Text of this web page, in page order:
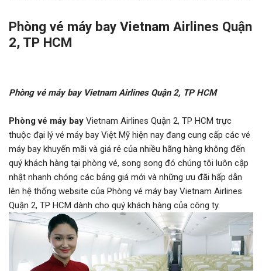
Phòng vé máy bay Vietnam Airlines Quận
2, TP HCM
Phòng vé máy bay Vietnam Airlines Quận 2, TP HCM
Phòng vé máy bay Vietnam Airlines Quận 2, TP HCM trực
thuộc đại lý vé máy bay Việt Mỹ hiện nay đang cung cấp các vé
máy bay khuyến mãi và giá rẻ của nhiều hãng hàng không đến
quý khách hàng tại phòng vé, song song đó chúng tôi luôn cập
nhật nhanh chóng các bảng giá mới và những ưu đãi hấp dẫn
lên hệ thống website của Phòng vé máy bay Vietnam Airlines
Quận 2, TP HCM dành cho quý khách hàng của công ty.